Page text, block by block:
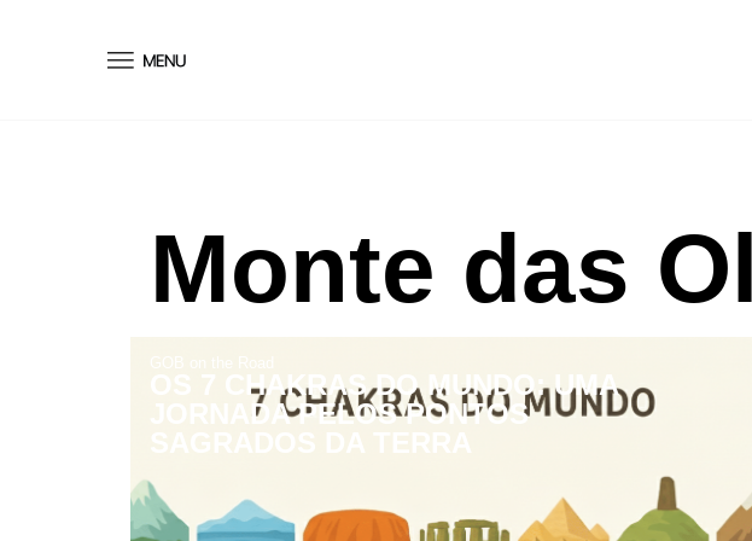
Monte das
GOB on the Road
OS 7 CHAKRAS DO MUNDO: UMA
JORNADA PELOS PONTOS
SAGRADOS DA TERRA